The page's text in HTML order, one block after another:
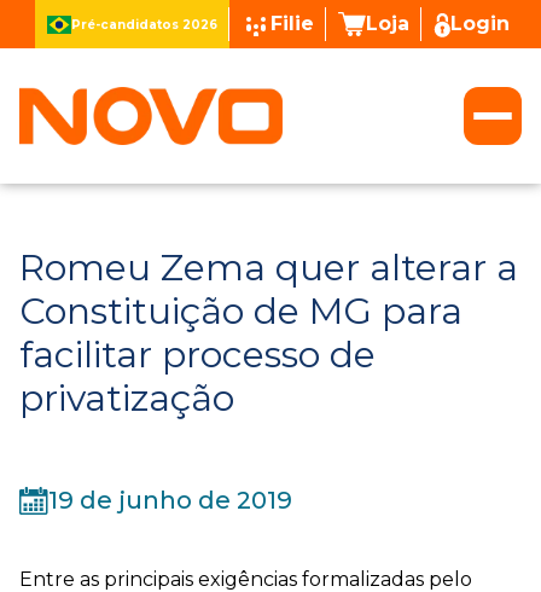
Pré-candidatos 2026 Filie Loja Login
Romeu Zema quer alterar a
Constituição de MG para
facilitar processo de
privatização
19 de junho de 2019
Entre as principais exigências formalizadas pelo